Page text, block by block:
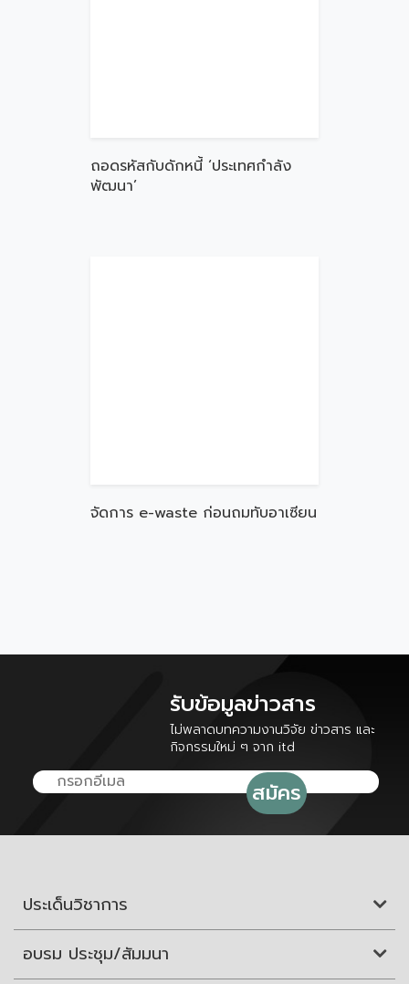
ถอดรหัสกับดักหนี้ ‘ประเทศกำลัง
พัฒนา’
จัดการ e-waste ก่อนถมทับอาเซียน
รับข้อมูลข่าวสาร
ไม่พลาดบทความงานวิจัย ข่าวสาร และ
กิจกรรมใหม่ ๆ จาก itd
ประเด็นวิชาการ
อบรม ประชุม/สัมมนา